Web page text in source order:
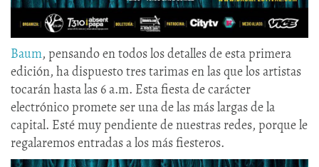
Baum, pensando en todos los detalles de esta primera
edición, ha dispuesto tres tarimas en las que los artistas
tocarán hasta las 6 a.m. Esta fiesta de carácter
electrónico promete ser una de las más largas de la
capital. Esté muy pendiente de nuestras redes, porque le
regalaremos entradas a los más fiesteros.